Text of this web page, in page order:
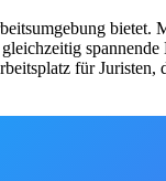
bietet.
für